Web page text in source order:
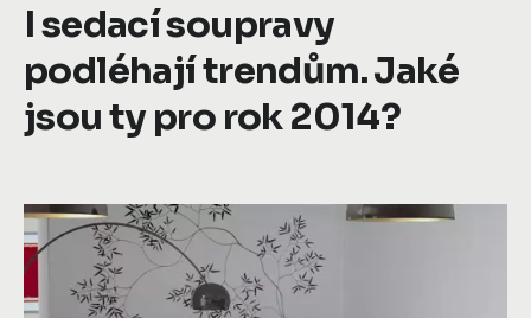
I sedací soupravy
podléhají trendům. Jaké
jsou ty pro rok 2014?